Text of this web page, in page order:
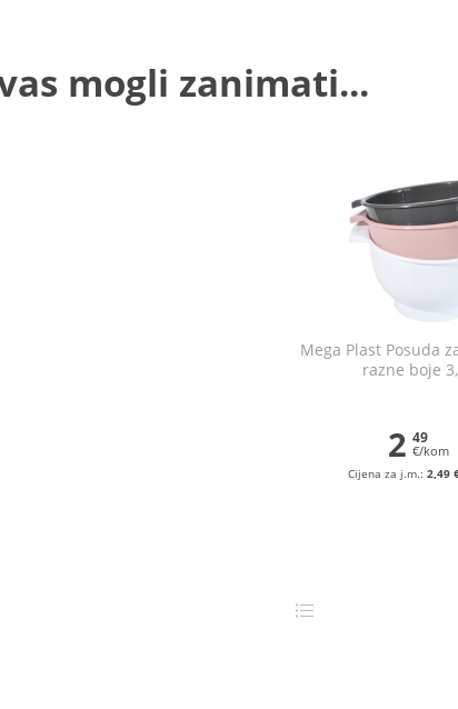
mogli zanimati...
Mega Plast Posuda
razne boje
2 49
€/kom
Cijena za j.m.:2,49